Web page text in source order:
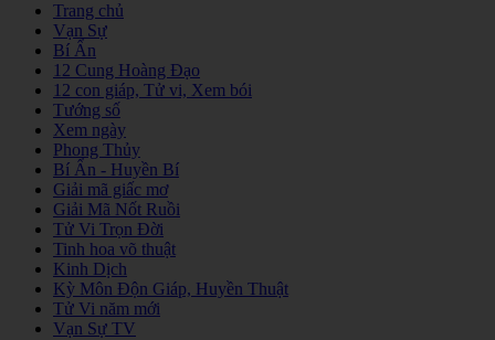
Trang chủ
Vạn Sự
Bí Ẩn
12 Cung Hoàng Đạo
12 con giáp, Tử vi, Xem bói
Tướng số
Xem ngày
Phong Thủy
Bí Ẩn - Huyền Bí
Giải mã giấc mơ
Giải Mã Nốt Ruồi
Tử Vi Trọn Đời
Tinh hoa võ thuật
Kinh Dịch
Kỳ Môn Độn Giáp, Huyền Thuật
Tử Vi năm mới
Vạn Sự TV